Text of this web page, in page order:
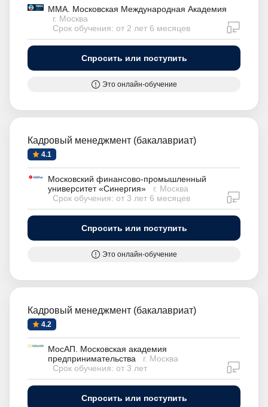
ММА. Московская Международная Академия
г. Москва
Срок обучения: от 2 лет 6 месяцев
Спросить или поступить
Это онлайн-обучение
Кадровый менеджмент (бакалавриат)
4.1
Московский финансово-промышленный
университет «Синергия»
г. Москва
Срок обучения: от 3 лет 6 месяцев
Спросить или поступить
Это онлайн-обучение
Кадровый менеджмент (бакалавриат)
4.2
МосАП. Московская академия
предпринимательства
г. Москва
Срок обучения: от 3 лет
Спросить или поступить